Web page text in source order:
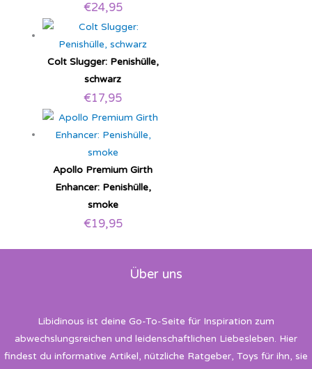
€24,95
Colt Slugger: Penishülle,
schwarz
€17,95
Apollo Premium Girth
Enhancer: Penishülle,
smoke
€19,95
Über uns
Libidinous ist deine Go-To-Seite für Inspiration zum
abwechslungsreichen und leidenschaftlichen Liebesleben. Hier
findest du informative Artikel, nützliche Ratgeber, Toys für ihn, sie